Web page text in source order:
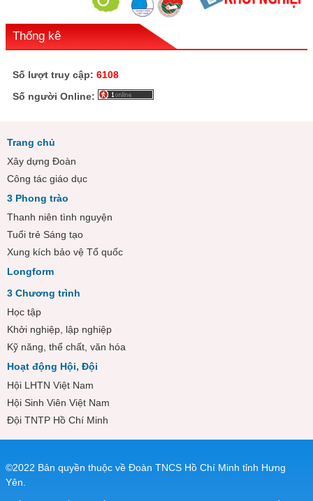
Thống kê
Số lượt truy cập: 6108
Số người Online:
Trang chủ
Xây dựng Đoàn
Công tác giáo dục
3 Phong trào
Thanh niên tình nguyện
Tuổi trẻ Sáng tạo
Xung kích bảo vệ Tổ quốc
Longform
3 Chương trình
Học tập
Khởi nghiệp, lập nghiệp
Kỹ năng, thể chất, văn hóa
Hoạt động Hội, Đội
Hội LHTN Việt Nam
Hội Sinh Viên Việt Nam
Đội TNTP Hồ Chí Minh
©2022 Bản quyền thuộc về Đoàn TNCS Hồ Chí Minh tỉnh Hưng
Yên.